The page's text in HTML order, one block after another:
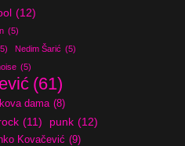
(12)
(5)
Nedim Šarić (5)
(5)
(61)
dama (8)
(11) punk (12)
Kovačević (9)